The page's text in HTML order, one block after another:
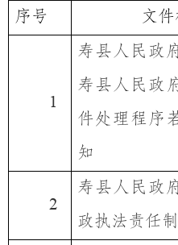
序号 文
1
寿县人民政
寿县人民政
件处理程序
知
2
寿县人民政
政执法责任